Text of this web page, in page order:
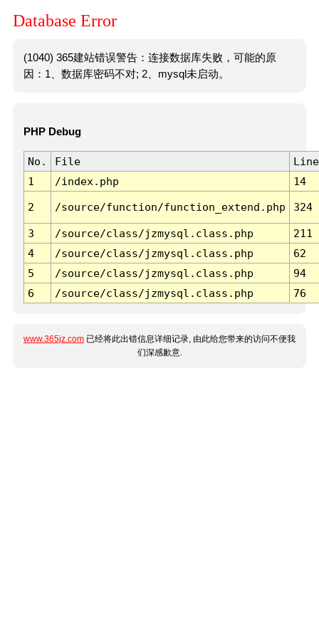
Database Error
(1040) 365建站错误警告：连接数据库失败，可能的原
因：1、数据库密码不对; 2、mysql未启动。
PHP Debug
No. File
Line
1
/index.php 14
2 /source/function/function_extend.php 324
3 /source/class/jzmysql.class.php
211
4
/source/class/jzmysql.class.php
62
5
/source/class/jzmysql.class.php
94
6
/source/class/jzmysql.class.php 76
www.365jz.com 已经将此出错信息详细记录, 由此给您带来的访问不便我
们深感歉意.